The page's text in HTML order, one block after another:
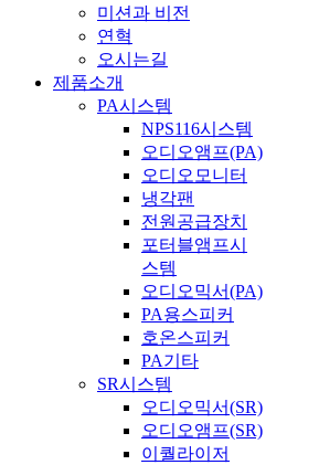
미션과 비전
연혁
오시는길
제품소개
PA시스템
NPS116시스템
오디오앰프(PA)
오디오모니터
냉각팬
전원공급장치
포터블앰프시
스템
오디오믹서(PA)
PA용스피커
호온스피커
PA기타
SR시스템
오디오믹서(SR)
오디오앰프(SR)
이퀄라이저